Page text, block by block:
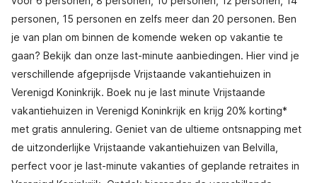
personen, 15 personen en zelfs meer dan 20 personen. Ben
je van plan om binnen de komende weken op vakantie te
gaan? Bekijk dan onze last-minute aanbiedingen. Hier vind je
verschillende afgeprijsde Vrijstaande vakantiehuizen in
Verenigd Koninkrijk. Boek nu je last minute Vrijstaande
vakantiehuizen in Verenigd Koninkrijk en krijg 20% korting*
met gratis annulering. Geniet van de ultieme ontsnapping met
de uitzonderlijke Vrijstaande vakantiehuizen van Belvilla,
perfect voor je last-minute vakanties of geplande retraites in